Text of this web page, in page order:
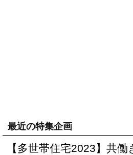
最近の特集企画
【多世帯住宅2023】共